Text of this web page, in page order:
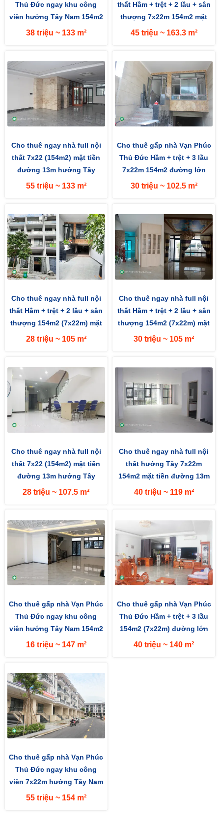
Thủ Đức ngay khu công
viên hướng Tây Nam 154m2
(7x22m) mặt tiền đường 13m
38 triệu ~ 133 m²
thất Hầm + trệt + 2 lầu + sân
thượng 7x22m 154m2 mặt
đường 13m hướng Tây
45 triệu ~ 163.3 m²
Cho thuê ngay nhà full nội
thất 7x22 (154m2) mặt tiền
đường 13m hướng Tây
55 triệu ~ 133 m²
Cho thuê gấp nhà Vạn Phúc
Thủ Đức Hầm + trệt + 3 lầu
7x22m 154m2 đường lớn
13m hướng Tây Nam
30 triệu ~ 102.5 m²
Cho thuê ngay nhà full nội
thất Hầm + trệt + 2 lầu + sân
thượng 154m2 (7x22m) mặt
tiền đường 13m hướng...
28 triệu ~ 105 m²
Cho thuê ngay nhà full nội
thất Hầm + trệt + 2 lầu + sân
thượng 154m2 (7x22m) mặt
tiền đường 13m hướng...
30 triệu ~ 105 m²
Cho thuê ngay nhà full nội
thất 7x22 (154m2) mặt tiền
đường 13m hướng Tây
28 triệu ~ 107.5 m²
Cho thuê ngay nhà full nội
thất hướng Tây 7x22m
154m2 mặt tiền đường 13m
40 triệu ~ 119 m²
Cho thuê gấp nhà Vạn Phúc
Thủ Đức ngay khu công
viên hướng Tây Nam 154m2
(7x22m) mặt tiền đường 13m
16 triệu ~ 147 m²
Cho thuê gấp nhà Vạn Phúc
Thủ Đức Hầm + trệt + 3 lầu
154m2 (7x22m) đường lớn
13m hướng Tây Nam
40 triệu ~ 140 m²
Cho thuê gấp nhà Vạn Phúc
Thủ Đức ngay khu công
viên 7x22m hướng Tây Nam
55 triệu ~ 154 m²